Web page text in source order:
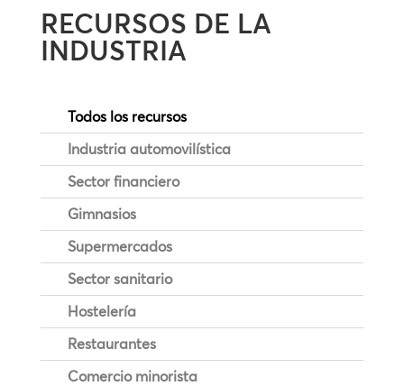
RECURSOS DE LA
INDUSTRIA
Todos los recursos
Industria automovilística
Sector financiero
Gimnasios
Supermercados
Sector sanitario
Hostelería
Restaurantes
Comercio minorista